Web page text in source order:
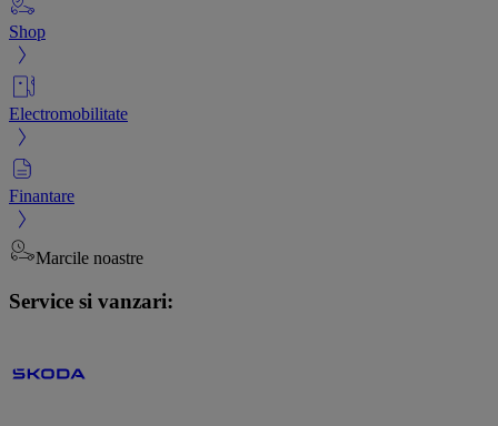
Shop
Electromobilitate
Finantare
Marcile noastre
Service si vanzari: